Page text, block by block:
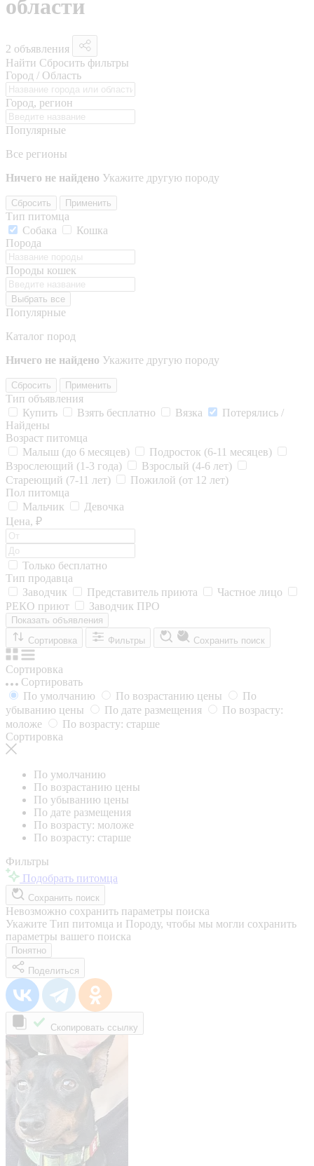
области
2 объявления
Найти Сбросить фильтры
Город / Область
Город, регион
Популярные
Все регионы
Ничего не найдено Укажите другую породу
Сбросить Применить
Тип питомца
Собака
Кошка
Порода
Породы кошек
Выбрать все
Популярные
Каталог пород
Ничего не найдено Укажите другую породу
Сбросить Применить
Тип объявления
Купить
Взять бесплатно Вязка
Потерялись /
Найдены
Возраст питомца
Малыш (до 6 месяцев)
Подросток (6-11 месяцев)
Взрослеющий (1-3 года)
Взрослый (4-6 лет)
Стареющий (7-11 лет)
Пожилой (от 12 лет)
Пол питомца
Мальчик
Девочка
Цена, ₽
Только бесплатно
Тип продавца
Заводчик
Представитель приюта
Частное лицо
РЕКО приют
Заводчик ПРО
Показать объявления
Сортировка
Фильтры Сохранить поиск
Сортировка
Сортировать
По умолчанию
По возрастанию цены
По
убыванию цены
По дате размещения
По возрасту:
моложе
По возрасту: старше
Сортировка
По умолчанию
По возрастанию цены
По убыванию цены
По дате размещения
По возрасту: моложе
По возрасту: старше
Фильтры
Подобрать питомца
Сохранить поиск
Невозможно сохранить параметры поиска
Укажите Тип питомца и Породу, чтобы мы могли сохранить
параметры вашего поиска
Понятно
Поделиться
Скопировать ссылку